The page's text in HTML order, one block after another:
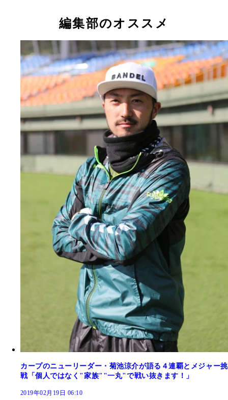
編集部のオススメ
カープのニューリーダー・菊池涼介が語る４連覇とメジャー挑
戦「個人ではなく"家族""一丸"で戦い抜きます！」
2019年02月19日 06:10